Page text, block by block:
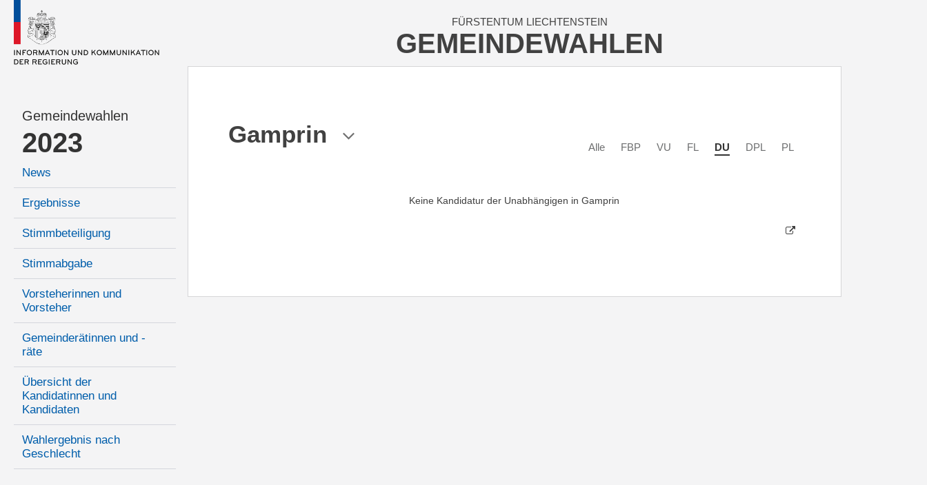
FÜRSTENTUM LIECHTENSTEIN
GEMEINDEWAHLEN
Gemeindewahlen
2023
News
Ergebnisse
Stimmbeteiligung
Stimmabgabe
Vorsteherinnen und
Vorsteher
Gemeinderätinnen und -
räte
Übersicht der
Kandidatinnen und
Kandidaten
Wahlergebnis nach
Geschlecht
Gamprin Alle FBP VU FL DU DPL PL
Keine Kandidatur der Unabhängigen in Gamprin